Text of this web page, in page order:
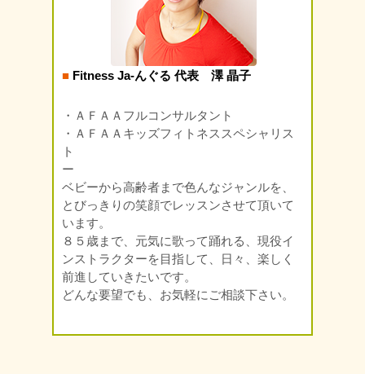
■ Fitness Ja-んぐる 代表 澤 晶子
・ＡＦＡＡフルコンサルタント
・ＡＦＡＡキッズフィトネススペシャリス
ト
ー
ベビーから高齢者まで色んなジャンルを、
とびっきりの笑顔でレッスンさせて頂いて
います。
８５歳まで、元気に歌って踊れる、現役イ
ンストラクターを目指して、日々、楽しく
前進していきたいです。
どんな要望でも、お気軽にご相談下さい。